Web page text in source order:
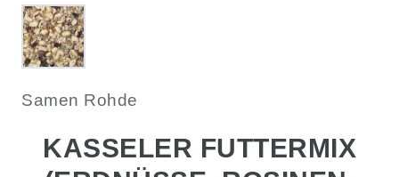
Samen Rohde
KASSELER FUTTERMIX